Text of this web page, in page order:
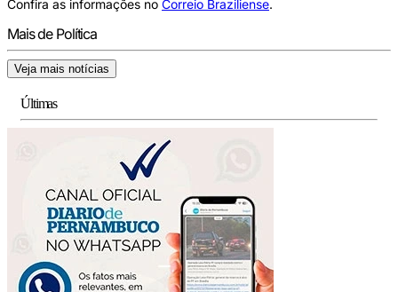
Confira as informações no Correio Braziliense.
Mais de Política
Veja mais notícias
Últimas